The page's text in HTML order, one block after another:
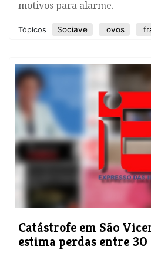
motivos para alarme.
Tópicos Sociave ovos
​Catástrofe em São
estima perdas entre